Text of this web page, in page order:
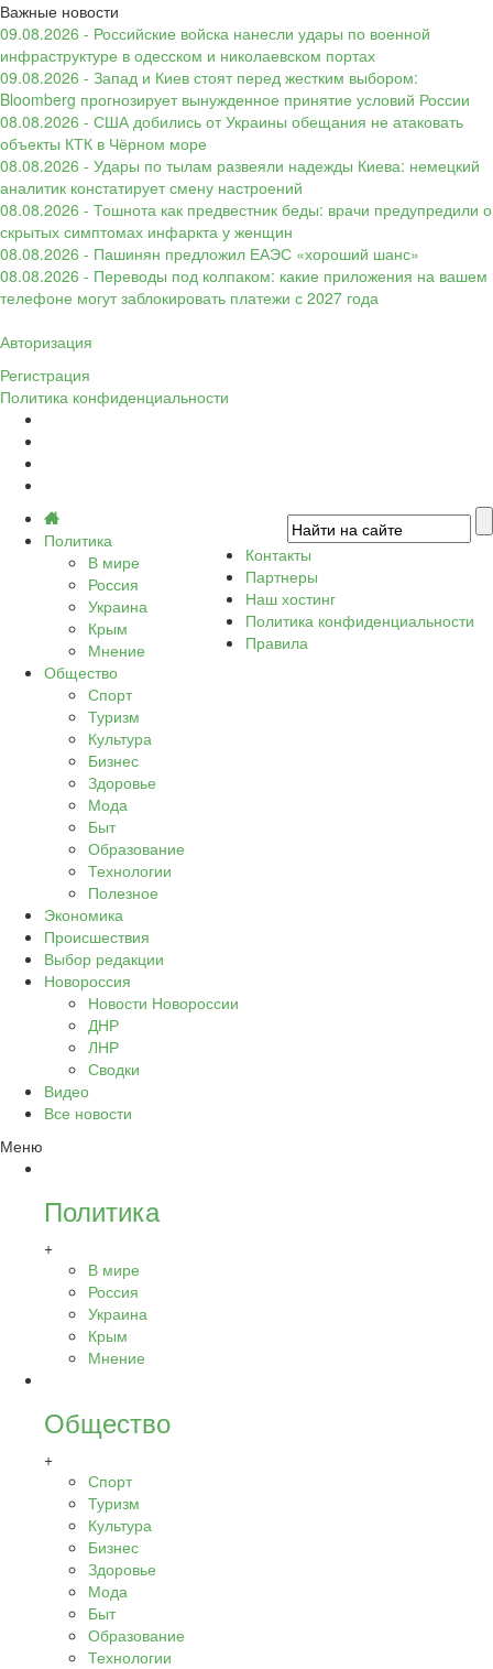
Важные новости
09.08.2026 - Российские войска нанесли удары по военной
инфраструктуре в одесском и николаевском портах
09.08.2026 - Запад и Киев стоят перед жестким выбором:
Bloomberg прогнозирует вынужденное принятие условий России
08.08.2026 - США добились от Украины обещания не атаковать
объекты КТК в Чёрном море
08.08.2026 - Удары по тылам развеяли надежды Киева: немецкий
аналитик констатирует смену настроений
08.08.2026 - Тошнота как предвестник беды: врачи предупредили о
скрытых симптомах инфаркта у женщин
08.08.2026 - Пашинян предложил ЕАЭС «хороший шанс»
08.08.2026 - Переводы под колпаком: какие приложения на вашем
телефоне могут заблокировать платежи с 2027 года
Авторизация
Регистрация
Политика конфиденциальности
Политика
В мире
Россия
Украина
Крым
Мнение
Общество
Спорт
Туризм
Культура
Бизнес
Здоровье
Мода
Быт
Образование
Технологии
Полезное
Экономика
Происшествия
Выбор редакции
Новороссия
Новости Новороссии
ДНР
ЛНР
Сводки
Видео
Все новости
Меню
Политика
+
В мире
Россия
Украина
Крым
Мнение
Общество
+
Спорт
Туризм
Культура
Бизнес
Здоровье
Мода
Быт
Образование
Технологии
Контакты
Партнеры
Наш хостинг
Политика конфиденциальности
Правила